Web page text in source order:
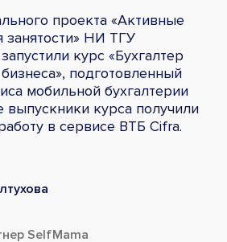
проекта «Активные
занятости» НИ ТГУ
курс «Бухгалтер
подготовленный
мобильной бухгалтерии
курса получили
в сервисе ВТБ Cifra.
SelfMama